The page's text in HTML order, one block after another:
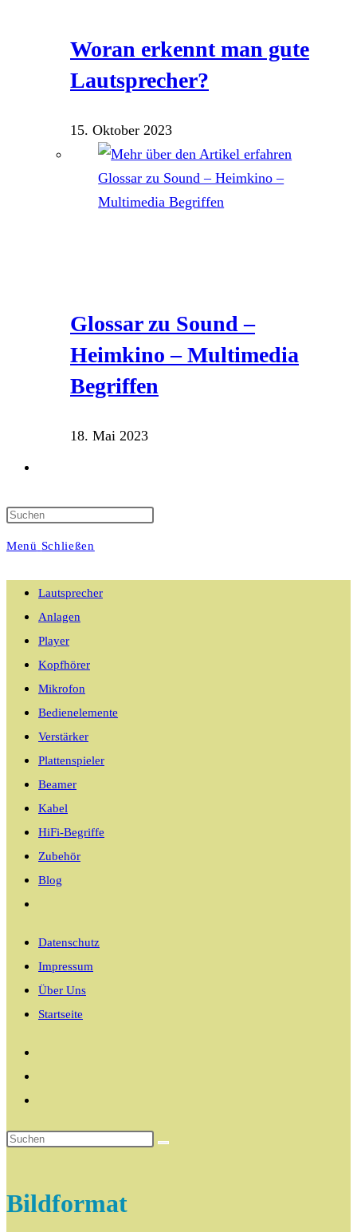
Woran erkennt man gute
Lautsprecher?
15. Oktober 2023
Glossar zu Sound –
Heimkino – Multimedia
Begriffen
18. Mai 2023
Suche
umschalten
Menü Schließen
Lautsprecher
Anlagen
Player
Kopfhörer
Mikrofon
Bedienelemente
Verstärker
Plattenspieler
Beamer
Kabel
HiFi-Begriffe
Zubehör
Blog
umschalten
Datenschutz
Impressum
Über Uns
Startseite
Bildformat